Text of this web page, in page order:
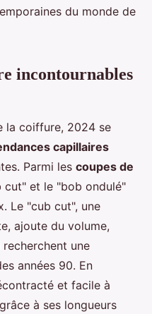
du monde de
incontournables
la coiffure, 2024 se
capillaires
Parmi les coupes de
cut" et le "bob ondulé"
Le "cub cut", une
ajoute du volume,
une
années 90. En
et facile à
à ses longueurs